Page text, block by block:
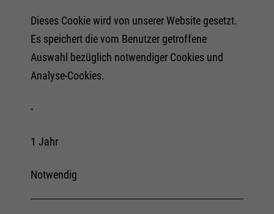
Dieses Cookie wird von unserer Website gesetzt.
Es speichert die vom Benutzer getroffene
Auswahl bezüglich notwendiger Cookies und
Analyse-Cookies.
-
1 Jahr
Notwendig